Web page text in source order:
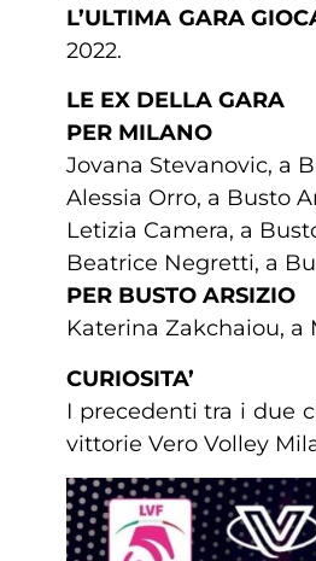
L’ULTIMA GARA
2022.
LE EX DELLA GARA
PER MILANO
Jovana Stevanovic, a
Alessia Orro, a Busto
Letizia Camera, a
Beatrice Negretti, a
PER BUSTO ARSIZIO
Katerina Zakchaiou, a
CURIOSITA’
I precedenti tra i due
vittorie Vero Volley